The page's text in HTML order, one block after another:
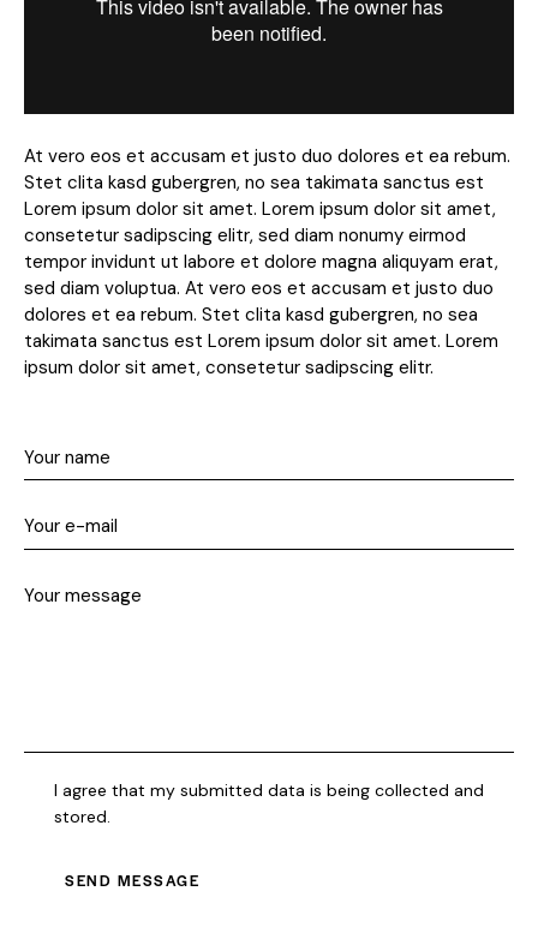
At vero eos et accusam et justo duo dolores et ea rebum.
Stet clita kasd gubergren, no sea takimata sanctus est
Lorem ipsum dolor sit amet. Lorem ipsum dolor sit amet,
consetetur sadipscing elitr, sed diam nonumy eirmod
tempor invidunt ut labore et dolore magna aliquyam erat,
sed diam voluptua. At vero eos et accusam et justo duo
dolores et ea rebum. Stet clita kasd gubergren, no sea
takimata sanctus est Lorem ipsum dolor sit amet. Lorem
ipsum dolor sit amet, consetetur sadipscing elitr.
I agree that my submitted data is being collected and
stored.
SEND MESSAGE